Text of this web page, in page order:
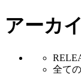
アーカ
全て